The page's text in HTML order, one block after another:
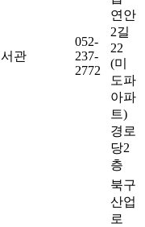
관
052-
237-
2772
연안
2길
22
(미
도파
아파
트)
경로
당2
층
북구
산업
로